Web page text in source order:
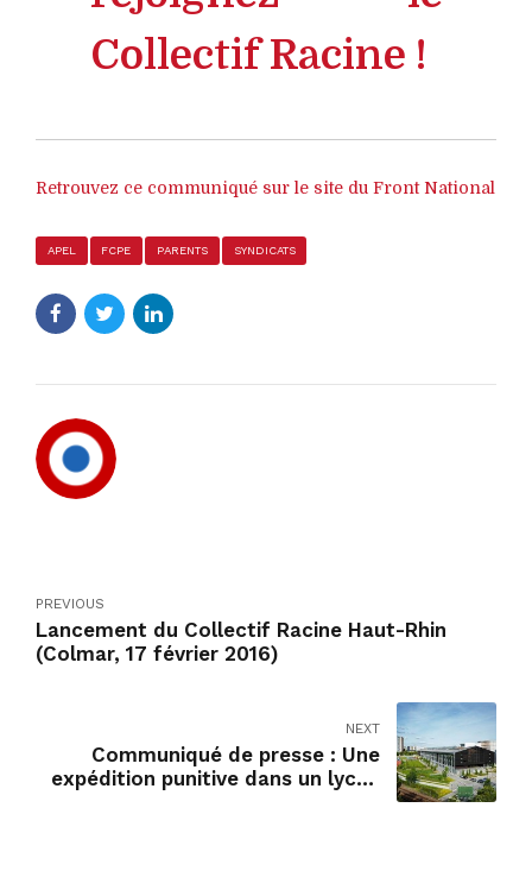
Collectif Racine !
Retrouvez ce communiqué sur le site du Front National
APEL FCPE PARENTS SYNDICATS
PREVIOUS
Lancement du Collectif Racine Haut-Rhin
(Colmar, 17 février 2016)
NEXT
Communiqué de presse : Une
expédition punitive dans un lycée